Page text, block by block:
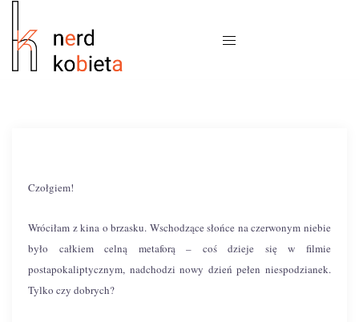
Czołgiem!
Wróciłam z kina o brzasku. Wschodzące słońce na czerwonym niebie
było całkiem celną metaforą – coś dzieje się w filmie
postapokaliptycznym, nadchodzi nowy dzień pełen niespodzianek.
Tylko czy dobrych?